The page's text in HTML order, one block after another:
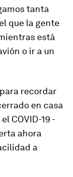
tanta
que la gente
está
o ir a un
recordar
en casa
COVID-19 -
ahora
a